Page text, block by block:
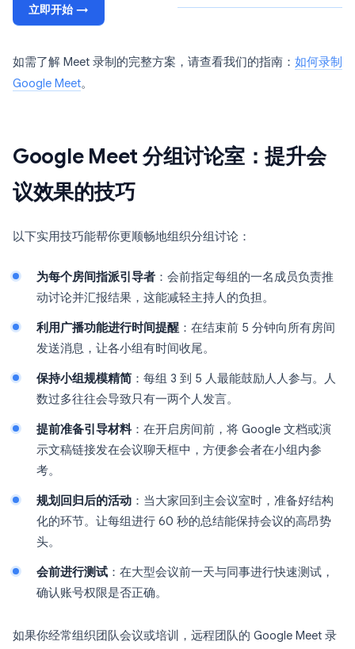
立即开始 →
如需了解 Meet 录制的完整方案，请查看我们的指南： 如何录制
Google Meet。
Google Meet 分组讨论室：提升会
议效果的技巧
以下实用技巧能帮你更顺畅地组织分组讨论：
为每个房间指派引导者 ：会前指定每组的一名成员负责推
动讨论并汇报结果，这能减轻主持人的负担。
利用广播功能进行时间提醒 ：在结束前 5 分钟向所有房间
发送消息，让各小组有时间收尾。
保持小组规模精简 ：每组 3 到 5 人最能鼓励人人参与。人
数过多往往会导致只有一两个人发言。
提前准备引导材料：在开启房间前，将 Google 文档或演
示文稿链接发在会议聊天框中，方便参会者在小组内参
考。
规划回归后的活动 ：当大家回到主会议室时，准备好结构
化的环节。让每组进行 60 秒的总结能保持会议的高昂势
头。
会前进行测试 ：在大型会议前一天与同事进行快速测试，
确认账号权限是否正确。
如果你经常组织团队会议或培训，远程团队的 Google Meet 录